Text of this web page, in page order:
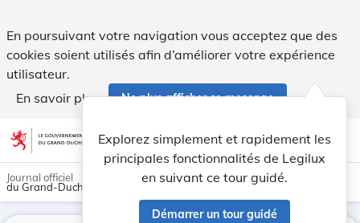
En poursuivant votre navigation vous acceptez que des
cookies soient utilisés afin d’améliorer votre expérience
utilisateur.
En savoir plus
Ne plus afficher ce message
Aller au contenu account_circle help Aide
Explorez simplement et rapidement les
principales fonctionnalités de Legilux
en suivant ce tour guidé.
Démarrer un tour guidé
light_mode dark_mode
Journal officiel
du Grand-Duché de Luxembourg